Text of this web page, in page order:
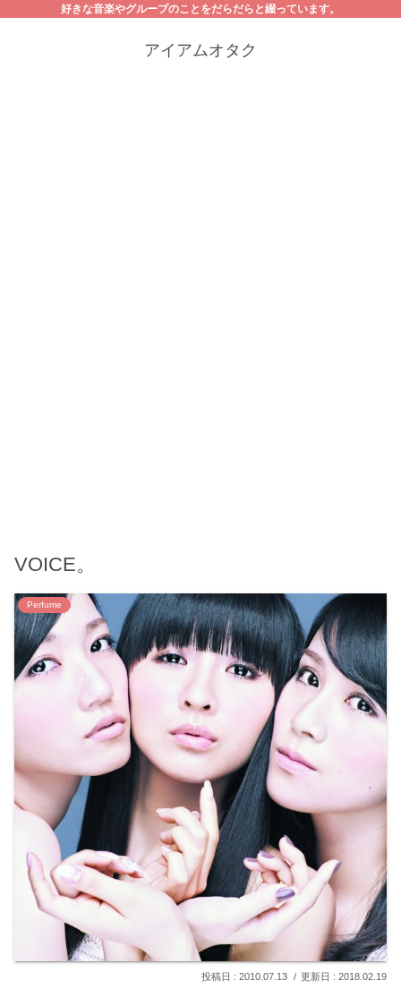
好きな音楽やグループのことをだらだらと綴っています。
アイアムオタク
VOICE。
Perfume
2010.07.13 2018.02.19